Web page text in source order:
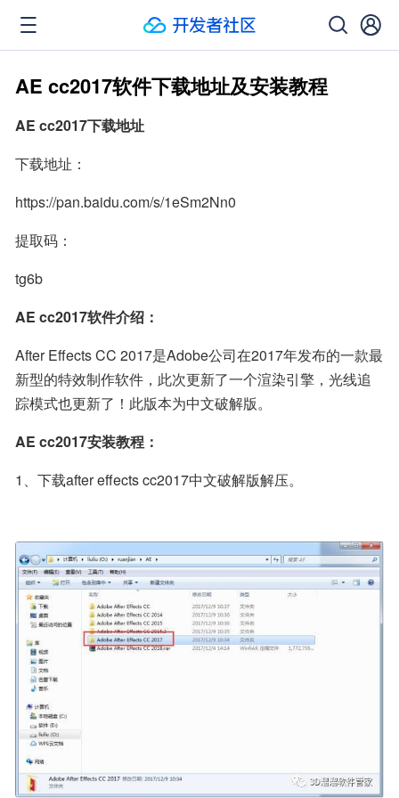
AE cc2017软件下载地址及安装教程
AE cc2017下载地址
下载地址：
https://pan.baidu.com/s/1eSm2Nn0
提取码：
tg6b
AE cc2017软件介绍：
After Effects CC 2017是Adobe公司在2017年发布的一款最
新型的特效制作软件，此次更新了一个渲染引擎，光线追
踪模式也更新了！此版本为中文破解版。
AE cc2017安装教程：
1、下载after effects cc2017中文破解版解压。